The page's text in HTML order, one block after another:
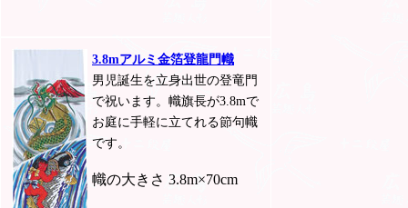
3.8mアルミ金箔登龍門幟
男児誕生を立身出世の登竜門
で祝います。幟旗長が3.8mで
お庭に手軽に立てれる節句幟
です。
幟の大きさ 3.8m×70cm